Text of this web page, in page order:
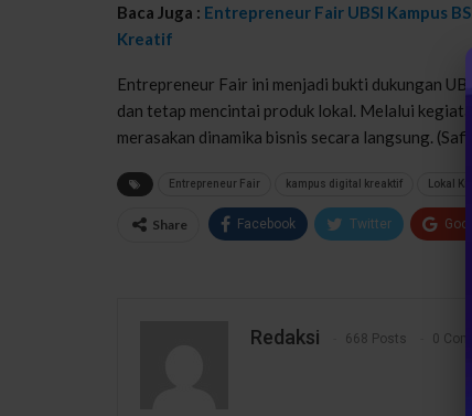
Baca Juga : Entrepreneur Fair UBSI Kampus
Kreatif
Entrepreneur Fair ini menjadi bukti dukungan
dan tetap mencintai produk lokal. Melalui
merasakan dinamika bisnis secara langsung.
Entrepreneur Fair kampus digital kreaktif Lokal
Share Facebook Twitter
Redaksi 668 Posts 0